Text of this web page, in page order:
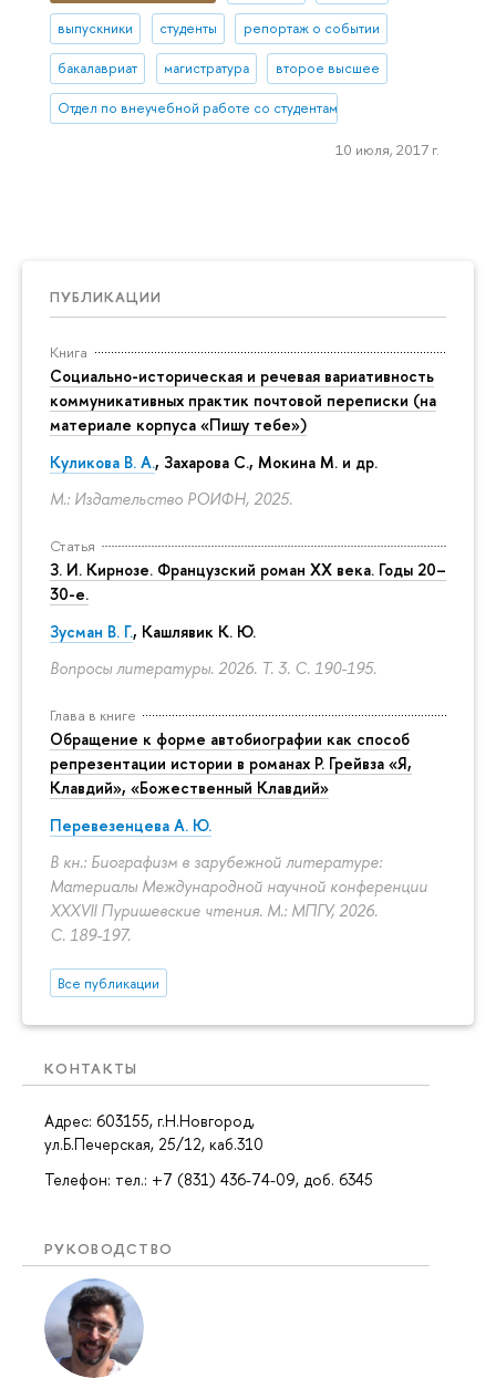
ПУБЛИКАЦИИ
Книга
Социально-историческая и речевая вариативность
коммуникативных практик почтовой переписки (на
материале корпуса «Пишу тебе»)
Куликова В. А., Захарова С., Мокина М. и др.
М.: Издательство РОИФН, 2025.
Статья
З. И. Кирнозе. Французский роман XX века. Годы 20–
30-е.
Зусман В. Г., Кашлявик К. Ю.
Вопросы литературы. 2026. Т. 3. С. 190-195.
Глава в книге
Обращение к форме автобиографии как способ
репрезентации истории в романах Р. Грейвза «Я,
Клавдий», «Божественный Клавдий»
Перевезенцева А. Ю.
В кн.: Биографизм в зарубежной литературе:
Материалы Международной научной конференции
XXXVII Пуришевские чтения. М.: МПГУ, 2026.
С. 189-197.
Все публикации
КОНТАКТЫ
Адрес: 603155, г.Н.Новгород,
ул.Б.Печерская, 25/12, каб.310
Телефон: тел.: +7 (831) 436-74-09, доб. 6345
РУКОВОДСТВО
выпускники студенты репортаж о событии
бакалавриат магистратура второе высшее
Отдел по внеучебной работе со студентами (Нижний Новгород)
10 июля, 2017 г.